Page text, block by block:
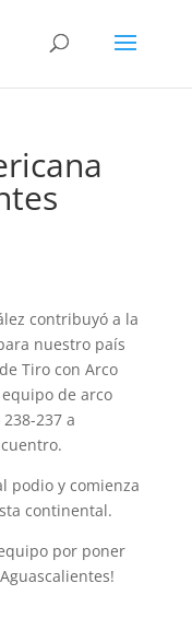
contribuyó a la
nuestro país
Tiro con Arco
de arco
237 a
podio y comienza
continental.
por poner